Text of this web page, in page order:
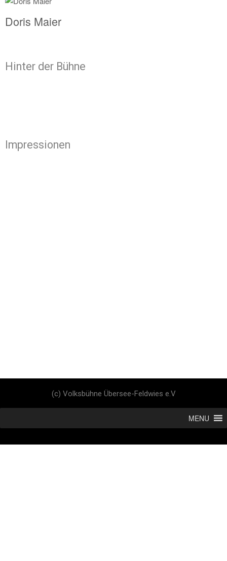
Doris Maier
Hinter der Bühne
Impressionen
(c) Volksbühne Übersee-Feldwies e.V
MENU